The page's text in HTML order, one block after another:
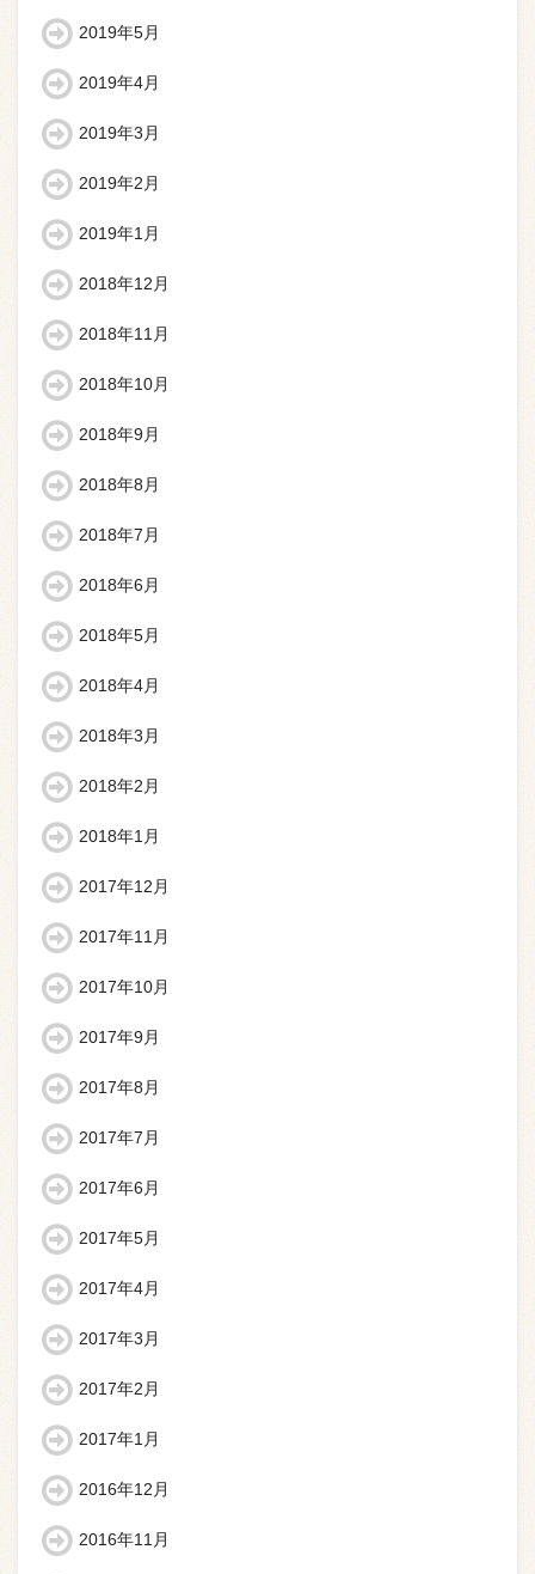
2019年5月
2019年4月
2019年3月
2019年2月
2019年1月
2018年12月
2018年11月
2018年10月
2018年9月
2018年8月
2018年7月
2018年6月
2018年5月
2018年4月
2018年3月
2018年2月
2018年1月
2017年12月
2017年11月
2017年10月
2017年9月
2017年8月
2017年7月
2017年6月
2017年5月
2017年4月
2017年3月
2017年2月
2017年1月
2016年12月
2016年11月